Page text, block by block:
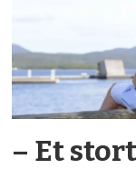
– Et